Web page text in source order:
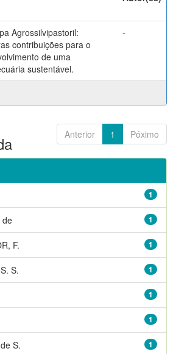
Agrossilvipastoril:
contribuições para o
de uma
sustentável.
-
Anterior 1 Póximo
1
1
de
1
F.
1
S.
1
1
1
S.